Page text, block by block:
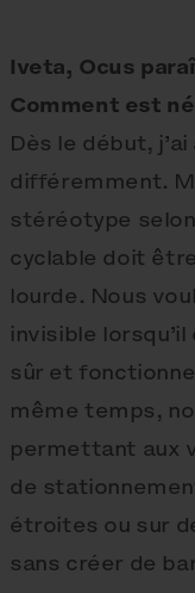
Iveta, Ocus
Comment est
Dès le début,
différemment.
stéréotype
cyclable doit
lourde. Nous
invisible
sûr et
même temps,
permettant aux
de
étroites ou sur
sans créer de